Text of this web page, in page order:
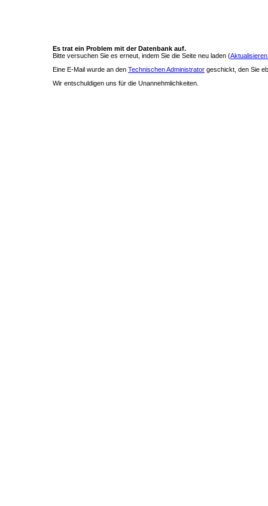
Es trat ein Problem mit der Datenbank auf.
Bitte versuchen Sie es erneut, indem Sie die Seite neu laden (
Eine E-Mail wurde an den Technischen Administrator geschickt, den Sie
Wir entschuldigen uns für die Unannehmlichkeiten.